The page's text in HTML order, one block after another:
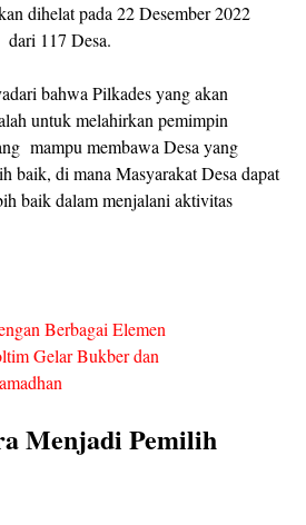
dihelat pada 22 Desember 2022
dari 117 Desa.
bahwa Pilkades yang akan
untuk melahirkan pemimpin
mampu membawa Desa yang
baik, di mana Masyarakat Desa dapat
baik dalam menjalani aktivitas
Berbagai Elemen
Gelar Bukber dan
Menjadi Pemilih